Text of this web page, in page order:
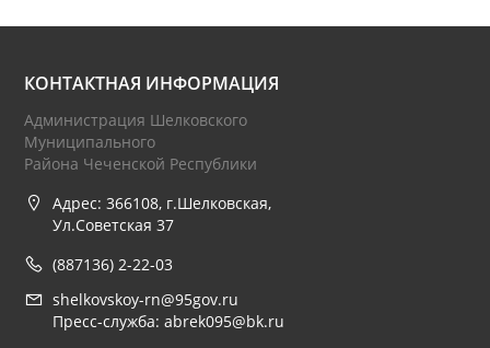
КОНТАКТНАЯ ИНФОРМАЦИЯ
Администрация Шелковского
Муниципального
Района Чеченской Республики
Адрес: 366108, г.Шелковская,
Ул.Советская 37
(887136) 2-22-03
shelkovskoy-rn@95gov.ru
Пресс-служба: abrek095@bk.ru